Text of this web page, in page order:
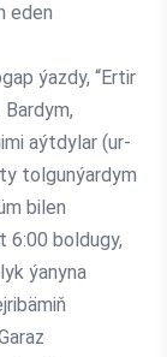
eden
ýazdy, “Ertir
aýtdylar (ur-
tolgunýardym
bilen
6:00 boldugy,
ýanyna